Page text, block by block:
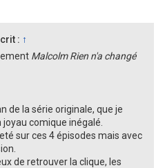
: ↑
Malcolm Rien n'a changé
de la série originale, que je
comique inégalé.
sur ces 4 épisodes mais avec
de retrouver la clique, les